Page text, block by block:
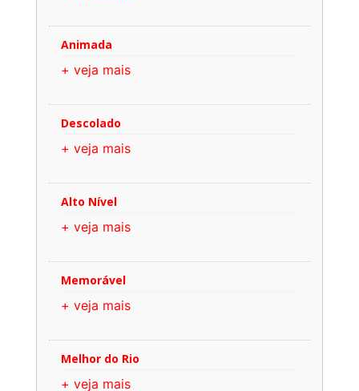
Animada
+ veja mais
Descolado
+ veja mais
Alto Nível
+ veja mais
Memorável
+ veja mais
Melhor do Rio
+ veja mais